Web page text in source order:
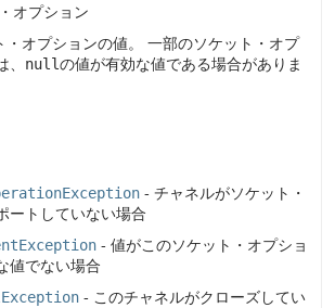
オプション
オプションの値。
一部のソケット・オプ
nullの値が有効な値である場合がありま
- チャネルがソケット・
ートしていない場合
- 値がこのソケット・オプショ
値でない場合
- このチャネルがクローズしてい